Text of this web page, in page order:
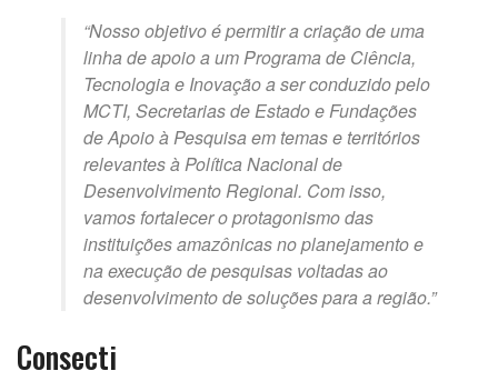
“Nosso objetivo é permitir a criação de uma
linha de apoio a um Programa de Ciência,
Tecnologia e Inovação a ser conduzido pelo
MCTI, Secretarias de Estado e Fundações
de Apoio à Pesquisa em temas e territórios
relevantes à Política Nacional de
Desenvolvimento Regional. Com isso,
vamos fortalecer o protagonismo das
instituições amazônicas no planejamento e
na execução de pesquisas voltadas ao
desenvolvimento de soluções para a região.”
Consecti